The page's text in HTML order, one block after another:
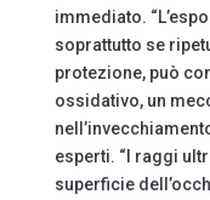
immediato.
soprattutto se
protezione, può
ossidativo, un
esperti. “I raggi
superficie